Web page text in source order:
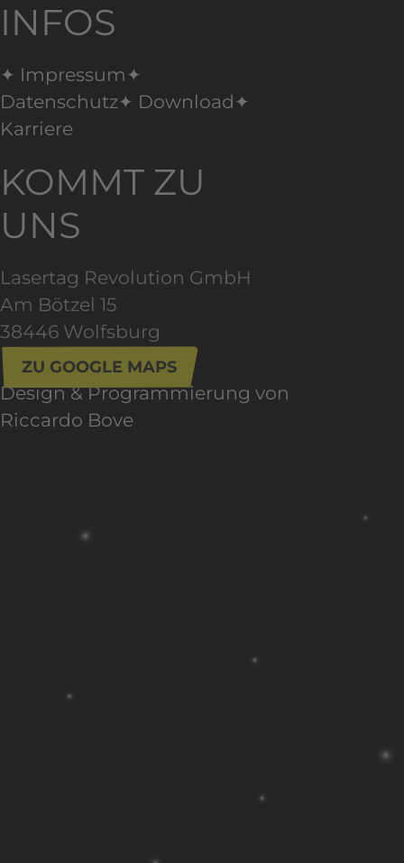
INFOS
✦ Impressum✦
Datenschutz✦ Download✦
Karriere
KOMMT ZU
UNS
Lasertag Revolution GmbH
Am Bötzel 15
38446 Wolfsburg
ZU GOOGLE MAPS
Design & Programmierung von
Riccardo Bove